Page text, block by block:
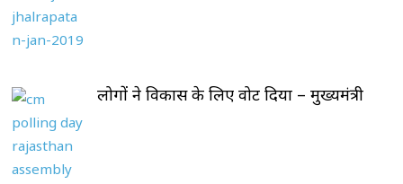
लोगों ने विकास के लिए वोट दिया – मुख्यमंत्री